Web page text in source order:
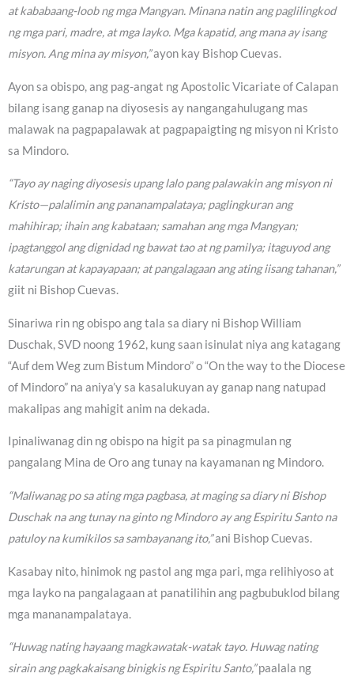
at kababaang-loob ng mga Mangyan. Minana natin ang paglilingkod
ng mga pari, madre, at mga layko. Mga kapatid, ang mana ay isang
misyon. Ang mina ay misyon,”ayon kay Bishop Cuevas.
Ayon sa obispo, ang pag-angat ng Apostolic Vicariate of Calapan
bilang isang ganap na diyosesis ay nangangahulugang mas
malawak na pagpapalawak at pagpapaigting ng misyon ni Kristo
sa Mindoro.
“Tayo ay naging diyosesis upang lalo pang palawakin ang misyon ni
Kristo—palalimin ang pananampalataya; paglingkuran ang
mahihirap; ihain ang kabataan; samahan ang mga Mangyan;
ipagtanggol ang dignidad ng bawat tao at ng pamilya; itaguyod ang
katarungan at kapayapaan; at pangalagaan ang ating iisang tahanan,”
giit ni Bishop Cuevas.
Sinariwa rin ng obispo ang tala sa diary ni Bishop William
Duschak, SVD noong 1962, kung saan isinulat niya ang katagang
“Auf dem Weg zum Bistum Mindoro” o “On the way to the Diocese
of Mindoro” na aniya’y sa kasalukuyan ay ganap nang natupad
makalipas ang mahigit anim na dekada.
Ipinaliwanag din ng obispo na higit pa sa pinagmulan ng
pangalang Mina de Oro ang tunay na kayamanan ng Mindoro.
“Maliwanag po sa ating mga pagbasa, at maging sa diary ni Bishop
Duschak na ang tunay na ginto ng Mindoro ay ang Espiritu Santo na
patuloy na kumikilos sa sambayanang ito,”ani Bishop Cuevas.
Kasabay nito, hinimok ng pastol ang mga pari, mga relihiyoso at
mga layko na pangalagaan at panatilihin ang pagbubuklod bilang
mga mananampalataya.
“Huwag nating hayaang magkawatak-watak tayo. Huwag nating
sirain ang pagkakaisang binigkis ng Espiritu Santo,”paalala ng